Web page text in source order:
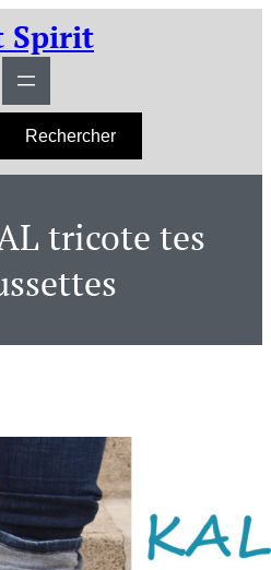
Spirit
Rechercher
tricote tes